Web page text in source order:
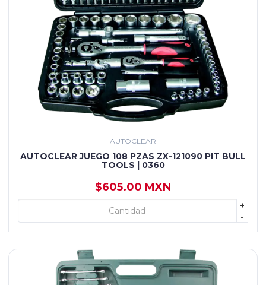
AUTOCLEAR
AUTOCLEAR JUEGO 108 PZAS ZX-121090 PIT BULL
TOOLS | 0360
$605.00 MXN
+
-
+ AGREGAR